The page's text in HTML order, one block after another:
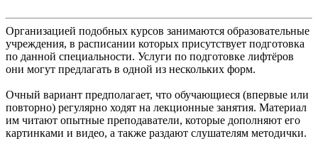
Организацией подобных курсов занимаются образовательные
учреждения, в расписании которых присутствует подготовка
по данной специальности. Услуги по подготовке лифтёров
они могут предлагать в одной из нескольких форм.
Очный вариант предполагает, что обучающиеся (впервые или
повторно) регулярно ходят на лекционные занятия. Материал
им читают опытные преподаватели, которые дополняют его
картинками и видео, а также раздают слушателям методички.